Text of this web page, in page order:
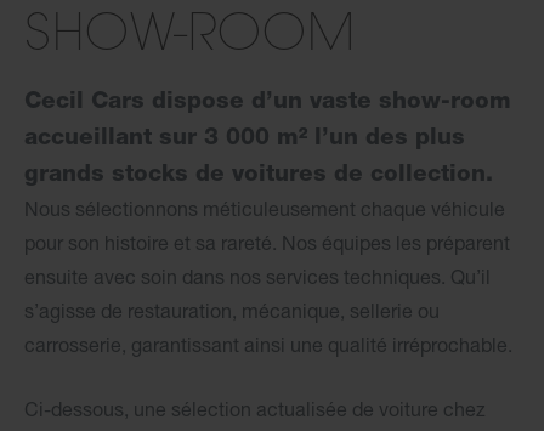
SHOW-ROOM
Cecil Cars dispose d’un vaste show-room
accueillant sur 3 000 m² l’un des plus
grands stocks de voitures de collection.
Nous sélectionnons méticuleusement chaque véhicule
pour son histoire et sa rareté. Nos équipes les préparent
ensuite avec soin dans nos services techniques. Qu’il
s’agisse de restauration, mécanique, sellerie ou
carrosserie, garantissant ainsi une qualité irréprochable.
Ci-dessous, une sélection actualisée de voiture chez